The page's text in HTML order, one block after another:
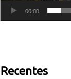
00:00
Recentes